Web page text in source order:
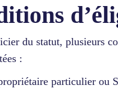
du statut, plusieurs
:
particulier ou